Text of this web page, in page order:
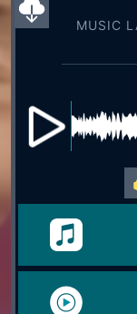
MUSIC